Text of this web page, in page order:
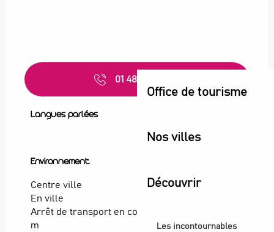
Office de tourisme
Nos villes
Découvrir
Les incontournables
01 48 20 89
Langues parlées
Langues parlées
Environnement
Environnement
Centre ville
En ville
Arrêt de transport en commun à moins de 500
m